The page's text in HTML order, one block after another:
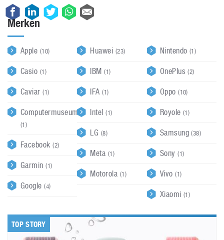
Merken
Apple (10)
Casio (1)
Caviar(1)
Computermuseum
(1)
Facebook(2)
Garmin(1)
Google(4)
Huawei (23)
IBM(1)
IFA(1)
Intel(1)
LG (8)
Meta (1)
Motorola (1)
Nintendo (1)
OnePlus(2)
Oppo(10)
Royole(1)
Samsung(38)
Sony(1)
Vivo(1)
Xiaomi(1)
TOP STORY